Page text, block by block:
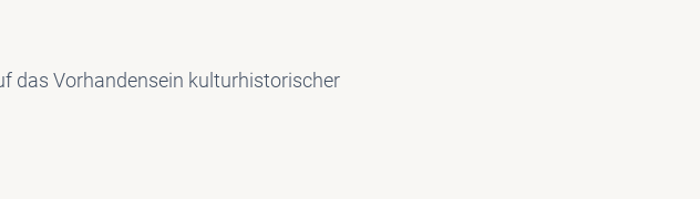
das Vorhandensein kulturhistorischer